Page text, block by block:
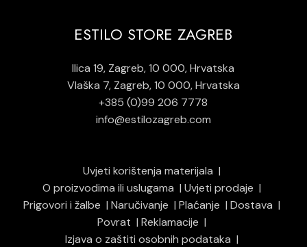
ESTILO STORE ZAGREB
Ilica 19, Zagreb, 10 000, Hrvatska
Vlaška 7, Zagreb, 10 000, Hrvatska
+385 (0)99 206 7778
info@estilozagreb.com
Uvjeti korištenja materijala
O proizvodima ili uslugama
Uvjeti prodaje
Prigovori i žalbe
Naručivanje Plaćanje
Dostava
Povrat
Reklamacije
Izjava o zaštiti osobnih podataka